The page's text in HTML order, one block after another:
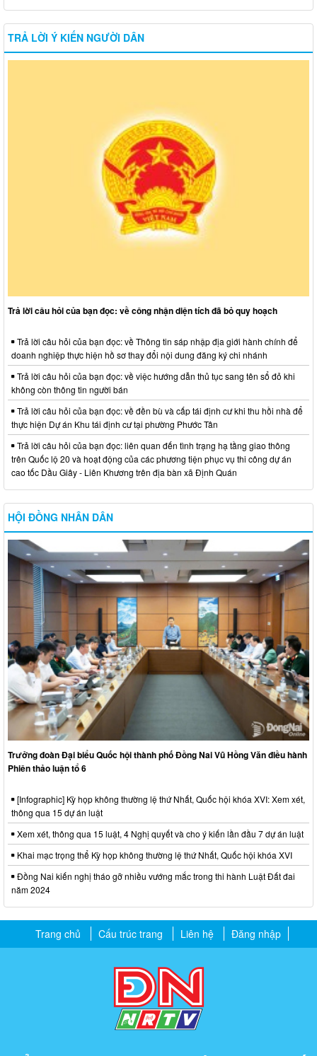
TRẢ LỜI Ý KIẾN NGƯỜI DÂN
Trả lời câu hỏi của bạn đọc: về công nhận diện tích đã bỏ quy hoạch
Trả lời câu hỏi của bạn đọc: về Thông tin sáp nhập địa giới hành chính để
doanh nghiệp thực hiện hồ sơ thay đổi nội dung đăng ký chi nhánh
Trả lời câu hỏi của bạn đọc: về việc hướng dẫn thủ tục sang tên sổ đỏ khi
không còn thông tin người bán
Trả lời câu hỏi của bạn đọc: về đền bù và cấp tái định cư khi thu hồi nhà để
thực hiện Dự án Khu tái định cư tại phường Phước Tân
Trả lời câu hỏi của bạn đọc: liên quan đến tình trạng hạ tầng giao thông
trên Quốc lộ 20 và hoạt động của các phương tiện phục vụ thi công dự án
cao tốc Dầu Giây - Liên Khương trên địa bàn xã Định Quán
HỘI ĐỒNG NHÂN DÂN
Trưởng đoàn Đại biểu Quốc hội thành phố Đồng Nai Vũ Hồng Văn điều hành
Phiên thảo luận tổ 6
[Infographic] Kỳ họp không thường lệ thứ Nhất, Quốc hội khóa XVI: Xem xét,
thông qua 15 dự án luật
Xem xét, thông qua 15 luật, 4 Nghị quyết và cho ý kiến lần đầu 7 dự án luật
Khai mạc trọng thể Kỳ họp không thường lệ thứ Nhất, Quốc hội khóa XVI
Đồng Nai kiến nghị tháo gỡ nhiều vướng mắc trong thi hành Luật Đất đai
năm 2024
Trang chủ Cấu trúc trang Liên hệ Đăng nhập